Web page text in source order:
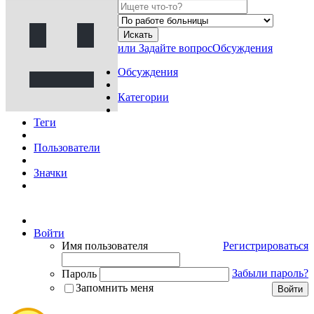
Искать
или Задайте вопросОбсуждения
Обсуждения
Категории
Теги
Пользователи
Значки
Войти
Регистрироваться
Имя пользователя
Забыли пароль?
Пароль
Запомнить меня